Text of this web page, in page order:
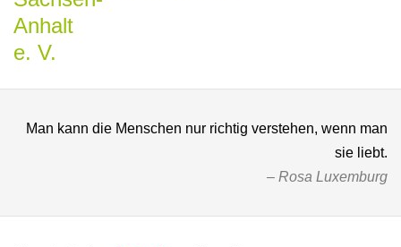
Man kann die Menschen nur richtig verstehen, wenn man
sie liebt.
Rosa Luxemburg